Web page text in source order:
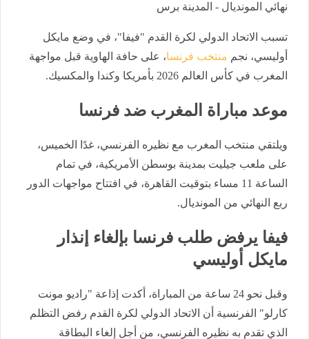
نهائي المونديال - المدينة برس
تسبب الاتحاد الدولي لكرة القدم "فيفا"، في وضع مايكل
أوليسي، نجم منتخب فرنسا، على حافة الهاوية قبل مواجهة
المغرب في كأس العالم 2026 بأمريكا وكندا والمكسيك.
موعد مباراة المغرب ضد فرنسا
ويلتقي منتخب المغرب مع نظيره الفرنسي، غدًا الخميس،
على ملعب جيليت بمدينة بوسطن الأمريكية، في تمام
الساعة 11 مساء بتوقيت القاهرة، في افتتاح مواجهات الدور
ربع النهائي من المونديال.
فيفا يرفض طلب فرنسا بإلغاء إنذار
مايكل أوليسي
وقبل نحو 24 ساعة من المباراة، أكدت إذاعة "راديو مونت
كارلو" الفرنسية أن الاتحاد الدولي لكرة القدم رفض التظلم
الذي تقدم به نظيره الفرنسي، من أجل إلغاء البطاقة